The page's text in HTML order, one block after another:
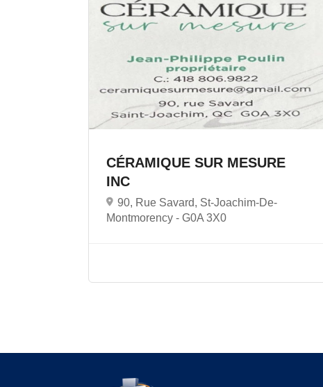
CÉRAMIQUE SUR MESURE
INC
90, Rue Savard, St-Joachim-De-
Montmorency - G0A 3X0